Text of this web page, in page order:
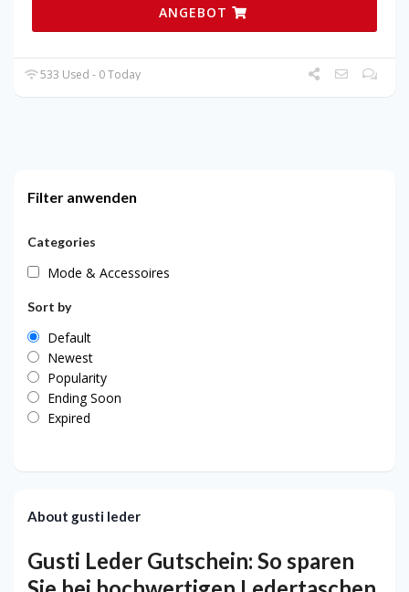
ANGEBOT
533 Used - 0 Today
Filter anwenden
Categories
Mode & Accessoires
Sort by
Default
Newest
Popularity
Ending Soon
Expired
About gusti leder
Gusti Leder Gutschein: So sparen